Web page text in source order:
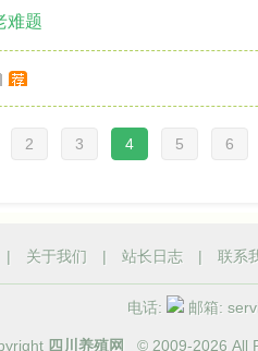
难题
2 3 4 5 6
| 关于我们 | 站长日志 | 联系
电话: 邮箱:
四川养殖网 © 2009-2026 All